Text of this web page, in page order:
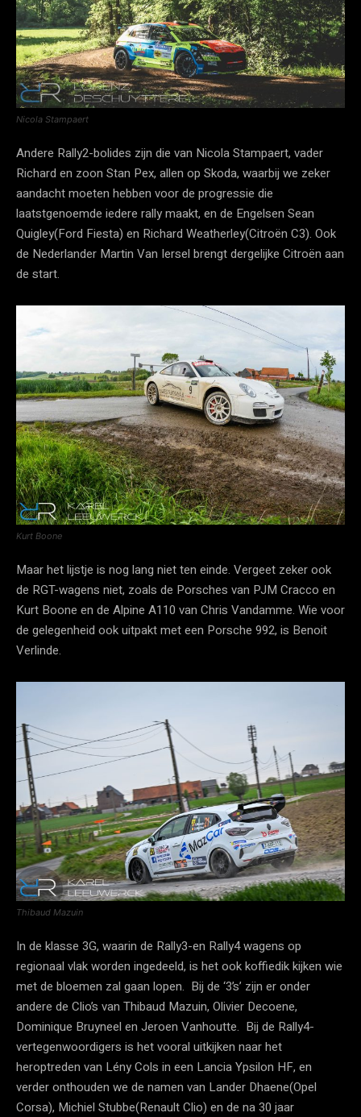
Nicola Stampaert
Andere Rally2-bolides zijn die van Nicola Stampaert, vader
Richard en zoon Stan Pex, allen op Skoda, waarbij we zeker
aandacht moeten hebben voor de progressie die
laatstgenoemde iedere rally maakt, en de Engelsen Sean
Quigley(Ford Fiesta) en Richard Weatherley(Citroën C3). Ook
de Nederlander Martin Van Iersel brengt dergelijke Citroën aan
de start.
Kurt Boone
Maar het lijstje is nog lang niet ten einde. Vergeet zeker ook
de RGT-wagens niet, zoals de Porsches van PJM Cracco en
Kurt Boone en de Alpine A110 van Chris Vandamme. Wie voor
de gelegenheid ook uitpakt met een Porsche 992, is Benoit
Verlinde.
Thibaud Mazuin
In de klasse 3G, waarin de Rally3-en Rally4 wagens op
regionaal vlak worden ingedeeld, is het ook koffiedik kijken wie
met de bloemen zal gaan lopen. Bij de ‘3’s’ zijn er onder
andere de Clio’s van Thibaud Mazuin, Olivier Decoene,
Dominique Bruyneel en Jeroen Vanhoutte. Bij de Rally4-
vertegenwoordigers is het vooral uitkijken naar het
heroptreden van Lény Cols in een Lancia Ypsilon HF, en
verder onthouden we de namen van Lander Dhaene(Opel
Corsa), Michiel Stubbe(Renault Clio) en de na 30 jaar